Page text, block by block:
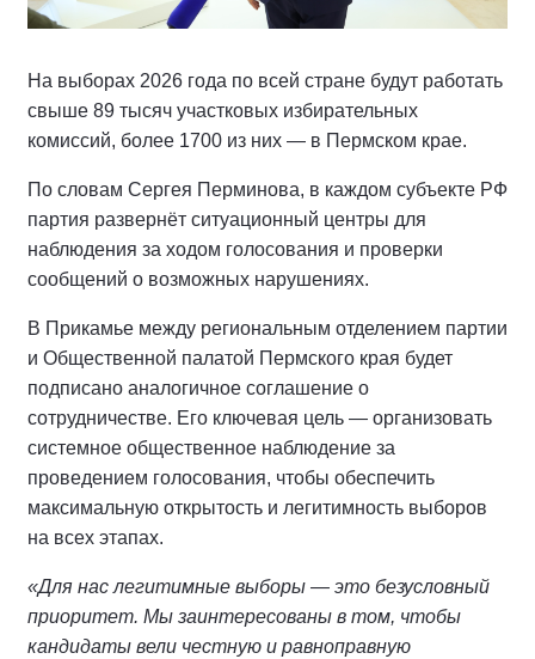
На выборах 2026 года по всей стране будут работать
свыше 89 тысяч участковых избирательных
комиссий, более 1700 из них — в Пермском крае.
По словам Сергея Перминова, в каждом субъекте РФ
партия развернёт ситуационный центры для
наблюдения за ходом голосования и проверки
сообщений о возможных нарушениях.
В Прикамье между региональным отделением партии
и Общественной палатой Пермского края будет
подписано аналогичное соглашение о
сотрудничестве. Его ключевая цель — организовать
системное общественное наблюдение за
проведением голосования, чтобы обеспечить
максимальную открытость и легитимность выборов
на всех этапах.
«Для нас легитимные выборы — это безусловный
приоритет. Мы заинтересованы в том, чтобы
кандидаты вели честную и равноправную